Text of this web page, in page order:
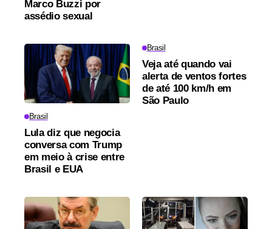
Marco Buzzi por
assédio sexual
Brasil
Lula diz que negocia
conversa com Trump
em meio à crise entre
Brasil e EUA
Brasil
Veja até quando vai
alerta de ventos fortes
de até 100 km/h em
São Paulo